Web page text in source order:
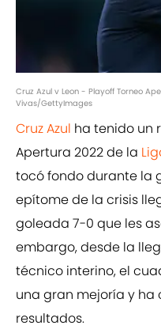
Cruz Azul v Leon - Playoff Torneo
Vivas/GettyImages
Cruz Azul ha tenido un
Apertura 2022 de la
tocó fondo durante la
epítome de la crisis
goleada 7-0 que les
embargo, desde la
técnico interino, el
una gran mejoría y ha
resultados.